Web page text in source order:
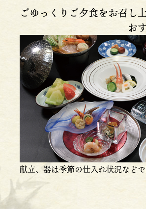
ごゆっくりご夕食をお召し
お
献立、器は季節の仕入れ状況などで